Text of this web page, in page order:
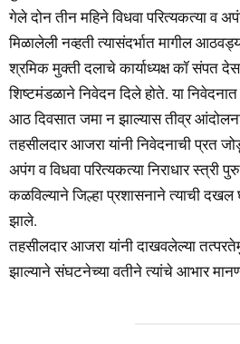
गेले दोन तीन महिने विधवा परित्यकत्या व
मिळालेली नव्हती त्यासंदर्भात मागील
श्रमिक मुक्ती दलाचे कार्याध्यक्ष कॉ संपत
शिष्टमंडळाने निवेदन दिले होते. या
आठ दिवसात जमा न झाल्यास तीव्र
तहसीलदार आजरा यांनी निवेदनाची प्रत
अपंग व विधवा परित्यकत्या निराधार स्त्री
कळविल्याने जिल्हा प्रशासनाने त्याची
झाले.
तहसीलदार आजरा यांनी दाखवलेल्या
झाल्याने संघटनेच्या वतीने त्यांचे आभार